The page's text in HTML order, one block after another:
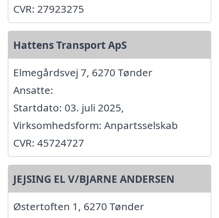
CVR: 27923275
Hattens Transport ApS
Elmegårdsvej 7, 6270 Tønder
Ansatte:
Startdato: 03. juli 2025,
Virksomhedsform: Anpartsselskab
CVR: 45724727
JEJSING EL V/BJARNE ANDERSEN
Østertoften 1, 6270 Tønder